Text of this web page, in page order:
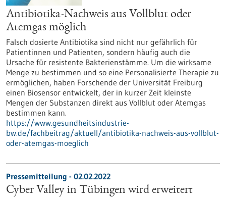
Antibiotika-Nachweis aus Vollblut oder
Atemgas möglich
Falsch dosierte Antibiotika sind nicht nur gefährlich für
Patientinnen und Patienten, sondern häufig auch die
Ursache für resistente Bakterienstämme. Um die wirksame
Menge zu bestimmen und so eine Personalisierte Therapie zu
ermöglichen, haben Forschende der Universität Freiburg
einen Biosensor entwickelt, der in kurzer Zeit kleinste
Mengen der Substanzen direkt aus Vollblut oder Atemgas
bestimmen kann.
https://www.gesundheitsindustrie-
bw.de/fachbeitrag/aktuell/antibiotika-nachweis-aus-vollblut-
oder-atemgas-moeglich
Pressemitteilung - 02.02.2022
Cyber Valley in Tübingen wird erweitert